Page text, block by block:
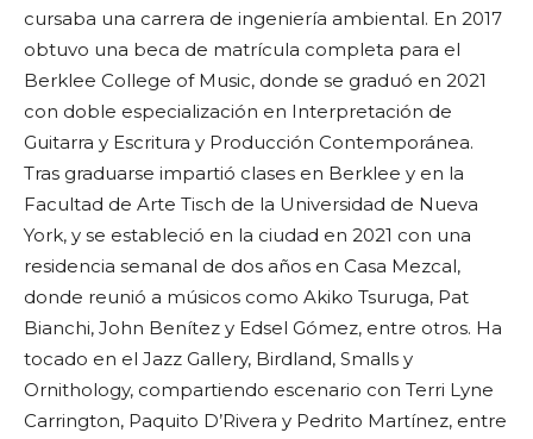
cursaba una carrera de ingeniería ambiental. En 2017
obtuvo una beca de matrícula completa para el
Berklee College of Music, donde se graduó en 2021
con doble especialización en Interpretación de
Guitarra y Escritura y Producción Contemporánea.
Tras graduarse impartió clases en Berklee y en la
Facultad de Arte Tisch de la Universidad de Nueva
York, y se estableció en la ciudad en 2021 con una
residencia semanal de dos años en Casa Mezcal,
donde reunió a músicos como Akiko Tsuruga, Pat
Bianchi, John Benítez y Edsel Gómez, entre otros. Ha
tocado en el Jazz Gallery, Birdland, Smalls y
Ornithology, compartiendo escenario con Terri Lyne
Carrington, Paquito D’Rivera y Pedrito Martínez, entre